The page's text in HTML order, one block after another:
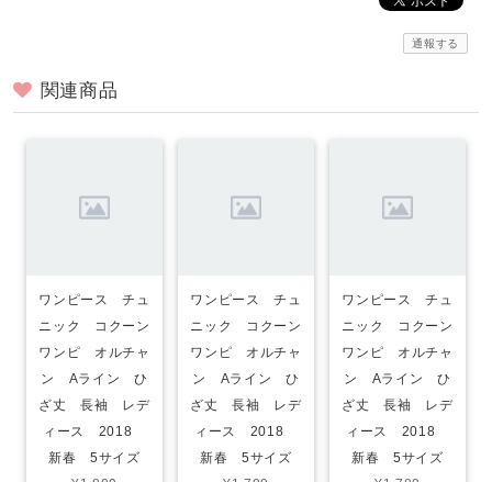
通報する
関連商品
ワンピース チュ
ニック コクーン
ワンピ オルチャ
ン Aライン ひ
ざ丈 長袖 レデ
ィース 2018
新春 5サイズ
ワンピース チュ
ニック コクーン
ワンピ オルチャ
ン Aライン ひ
ざ丈 長袖 レデ
ィース 2018
新春 5サイズ
ワンピース チュ
ニック コクーン
ワンピ オルチャ
ン Aライン ひ
ざ丈 長袖 レデ
ィース 2018
新春 5サイズ